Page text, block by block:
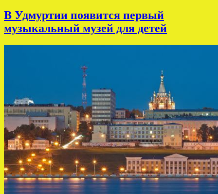
В Удмуртии появится первый
музыкальный музей для детей